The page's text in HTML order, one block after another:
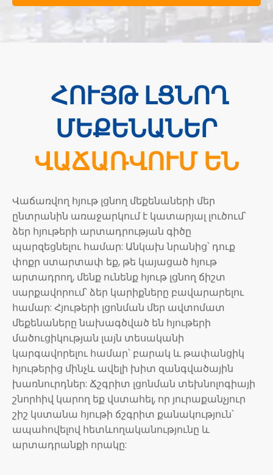
խորհրդատվություն
ՀՈՒՅԹ ԼՑՆՈՂ
ՄԵՔԵՆԱՆԵՐ
ՎԱՃԱՌՎՈՒՄ ԵՆ
Վաճառվող հյութ լցնող մեքենաների մեր
ընտրանին առաջարկում է կատարյալ լուծում՝
ձեր հյութերի արտադրության գիծը
պարզեցնելու համար: Անկախ նրանից՝ դուք
փոքր ստարտափ եք, թե կայացած հյութ
արտադրող, մենք ունենք հյութ լցնող ճիշտ
սարքավորում՝ ձեր կարիքները բավարարելու
համար: Հյութերի լցոնման մեր ավտոմատ
մեքենաները նախագծված են հյութերի
մածուցիկության լայն տեսականի
կարգավորելու համար՝ բարակ և թափանցիկ
հյութերից մինչև ավելի խիտ զանգվածային
խառնուրդներ: Ճշգրիտ լցոնման տեխնոլոգիայի
շնորհիվ կարող եք վստահել, որ յուրաքանչյուր
շիշ կստանա հյութի ճշգրիտ քանակություն՝
ապահովելով հետևողականությունը և
արտադրանքի որակը: